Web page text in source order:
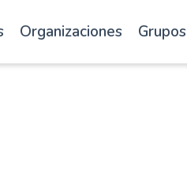
Organizaciones Grupos